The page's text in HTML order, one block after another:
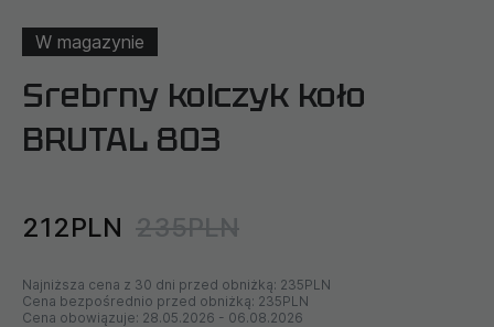
W magazynie
Srebrny kolczyk koło
BRUTAL 803
212PLN 235PLN
Najniższa cena z 30 dni przed obniżką: 235PLN
Cena bezpośrednio przed obniżką: 235PLN
Cena obowiązuje: 28.05.2026 - 06.08.2026